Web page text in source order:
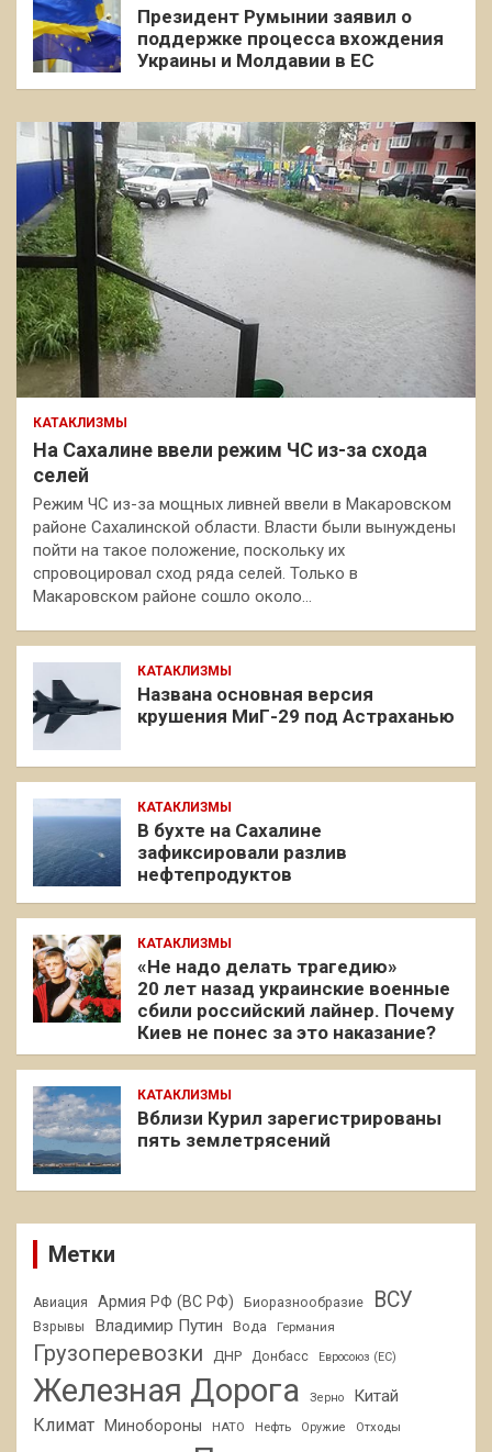
Президент Румынии заявил о
поддержке процесса вхождения
Украины и Молдавии в ЕС
КАТАКЛИЗМЫ
На Сахалине ввели режим ЧС из-за схода
селей
Режим ЧС из-за мощных ливней ввели в Макаровском
районе Сахалинской области. Власти были вынуждены
пойти на такое положение, поскольку их
спровоцировал сход ряда селей. Только в
Макаровском районе сошло около…
КАТАКЛИЗМЫ
Названа основная версия
крушения МиГ-29 под Астраханью
КАТАКЛИЗМЫ
В бухте на Сахалине
зафиксировали разлив
нефтепродуктов
КАТАКЛИЗМЫ
«Не надо делать трагедию»
20 лет назад украинские военные
сбили российский лайнер. Почему
Киев не понес за это наказание?
КАТАКЛИЗМЫ
Вблизи Курил зарегистрированы
пять землетрясений
Метки
Авиация Армия РФ (ВС РФ) Биоразнообразие ВСУ
Взрывы Владимир Путин Вода Германия
Грузоперевозки ДНР Донбасс Евросоюз (ЕС)
Железная Дорога Зерно Китай
Климат Минобороны НАТО Нефть Оружие Отходы